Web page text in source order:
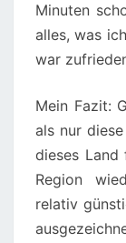
Minuten
alles, was
war
Mein Fazit:
als nur
dieses Land
Region
relativ